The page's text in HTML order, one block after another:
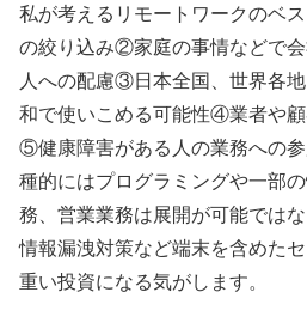
私が考えるリモートワークのベ
の絞り込み②家庭の事情などで
人への配慮③日本全国、世界各
和で使いこめる可能性④業者や
⑤健康障害がある人の業務への
種的にはプログラミングや一部
務、営業業務は展開が可能では
情報漏洩対策など端末を含めた
重い投資になる気がします。